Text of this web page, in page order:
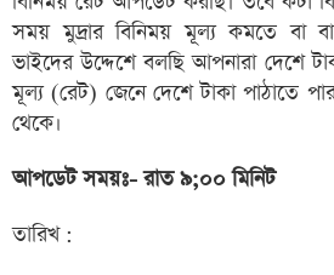
সময় মুদ্রার বিনিময় মূল্য কমতে বা
ভাইদের উদ্দেশে বলছি আপনারা দেশে
মূল্য (রেট) জেনে দেশে টাকা পাঠাতে
থেকে।
আপডেট সময়ঃ- রাত ৯;০০ মিনিট
তারিখ :